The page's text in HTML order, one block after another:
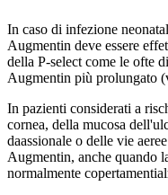
In caso di infezione
Augmentin deve essere
della P-select come le ofte
Augmentin più prolungato
In pazienti considerati a
cornea, della mucosa
daassionale o delle vie
Augmentin, anche quando
normalmente